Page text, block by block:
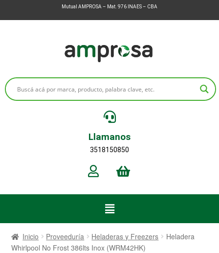
Mutual AMPROSA – Mat. 976 INAES – CBA
Llamanos
3518150850
Inicio Proveeduría Heladeras y Freezers
Heladera
Whirlpool No Frost 386lts Inox (WRM42HK)